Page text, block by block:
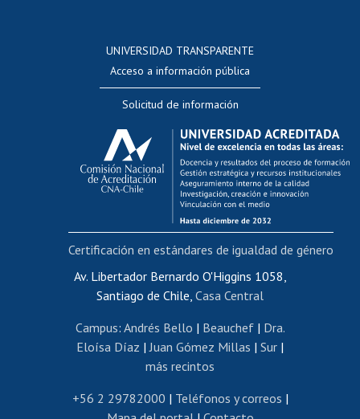
Evaluación docente
Calificación académica
Postulación al AUCAI
Funcionarias/os
Cursos internos de capacitación
Bienestar del personal
Portal de movilidad interna
Certificado de renta
Certificado de renta honorarios
Editar páginas blancas
Extranjeras/os
Revalidación y reconocimiento de títulos
UNIVERSIDAD TRANSPARENTE
Acceso a información pública
Solicitud de información
Av. Libertador Bernardo O'Higgins 1058,
Santiago de Chile, Casa Central
Campus: Andrés Bello | Beauchef| Dra.
Eloísa Díaz |Juan Gómez Millas | Sur |
más recintos
+56 2 29782000 | Teléfonos y correos |
Certificación en estándares de igualdad de género